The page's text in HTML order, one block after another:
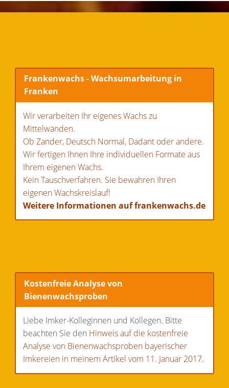
Frankenwachs - Wachsumarbeitung in
Franken
Wir verarbeiten Ihr eigenes Wachs zu
Mittelwänden.
Ob Zander, Deutsch Normal, Dadant oder andere.
Wir fertigen Ihnen Ihre individuellen Formate aus
Ihrem eigenen Wachs.
Kein Tauschverfahren. Sie bewahren Ihren
eigenen Wachskreislauf!
Weitere Informationen auf frankenwachs.de
Kostenfreie Analyse von
Bienenwachsproben
Liebe Imker-Kolleginnen und Kollegen. Bitte
beachten Sie den Hinweis auf die kostenfreie
Analyse von Bienenwachsproben bayerischer
Imkereien in meinem Artikel vom 11. Januar 2017.